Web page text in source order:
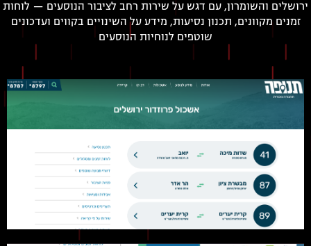
ירושלים והשומרון, עם דגש על שירות רחב לציבור הנוסעים — לוחות
זמנים מקוונים, תכנון נסיעות, מידע על השינויים בקווים ועדכונים
שוטפים לנוחיות הנוסעים